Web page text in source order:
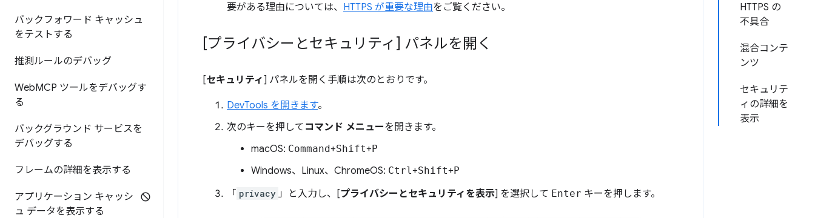
バックフォワード キャッシュ
をテストする
推測ルールのデバッグ
WebMCP ツールをデバッグす
る
バックグラウンド サービスを
デバッグする
フレームの詳細を表示する
アプリケーション キャッシ
ュ データを表示する
HTTPS の
不具合
混合コンテ
ンツ
セキュリテ
ィの詳細を
表示
要がある理由については、 HTTPS が重要な理由をご覧ください。
[プライバシーとセキュリティ] パネルを開く
[セキュリティ ] パネルを開く手順は次のとおりです。
DevTools を開きます。
次のキーを押して コマンド メニューを開きます。
macOS: Command+Shift+P
Windows、Linux、ChromeOS: Ctrl+Shift+P
「 privacy 」と入力し、[プライバシーとセキュリティを表示] を選択して Enter キーを押します。